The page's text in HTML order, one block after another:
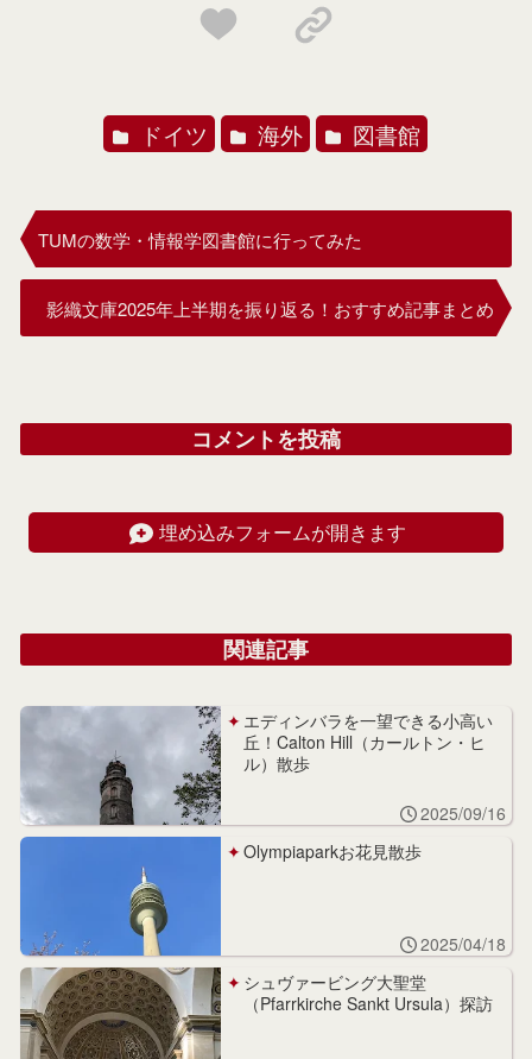
ドイツ 海外 図書館
TUMの数学・情報学図書館に行ってみた
影織文庫2025年上半期を振り返る！おすすめ記事まとめ
コメントを投稿
埋め込みフォームが開きます
関連記事
エディンバラを一望できる小高い
丘！Calton Hill（カールトン・ヒ
ル）散歩
2025/09/16
Olympiaparkお花見散歩
2025/04/18
シュヴァービング大聖堂
（Pfarrkirche Sankt Ursula）探訪